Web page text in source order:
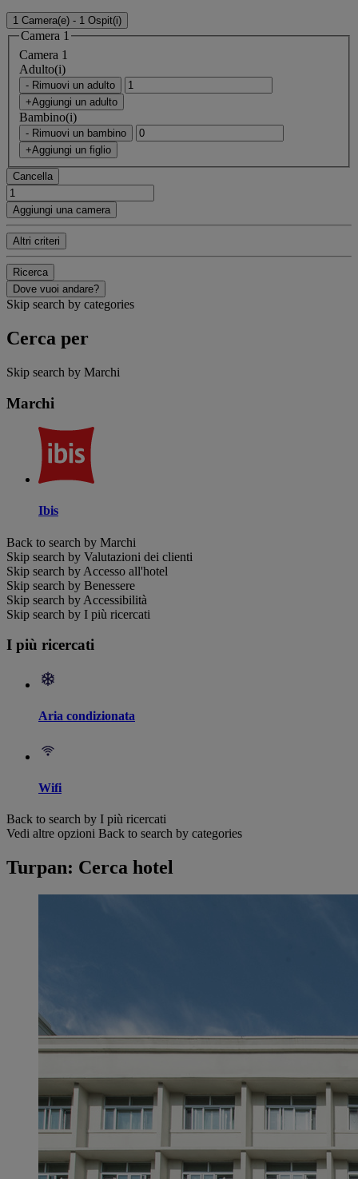
1 Camera(e) - 1 Ospit(i)
Camera 1
Camera 1
Adulto(i)
- Rimuovi un adulto
+Aggiungi un adulto
Bambino(i)
- Rimuovi un bambino
+Aggiungi un figlio
Cancella
Aggiungi una camera
Altri criteri
Ricerca
Dove vuoi andare?
Skip search by categories
Cerca per
Skip search by Marchi
Marchi
Ibis
Back to search by Marchi
Skip search by Valutazioni dei clienti
Skip search by Accesso all'hotel
Skip search by Benessere
Skip search by Accessibilità
Skip search by I più ricercati
I più ricercati
Aria condizionata
Wifi
Back to search by I più ricercati
Vedi altre opzioni Back to search by categories
Turpan: Cerca hotel